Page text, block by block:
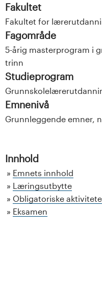
Fakultet
Fakultet for
Fagområde
5-årig masterprogram i
trinn
Studieprogram
Emnenivå
Grunnleggende emner,
Innhold
Emnets innhold
Læringsutbytte
Obligatoriske
Eksamen